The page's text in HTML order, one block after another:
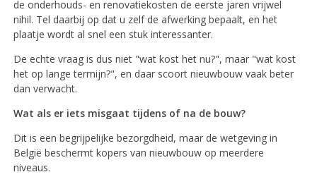
de onderhouds- en renovatiekosten de eerste jaren vrijwel
nihil. Tel daarbij op dat u zelf de afwerking bepaalt, en het
plaatje wordt al snel een stuk interessanter.
De echte vraag is dus niet "wat kost het nu?", maar "wat kost
het op lange termijn?", en daar scoort nieuwbouw vaak beter
dan verwacht.
Wat als er iets misgaat tijdens of na de bouw?
Dit is een begrijpelijke bezorgdheid, maar de wetgeving in
België beschermt kopers van nieuwbouw op meerdere
niveaus.